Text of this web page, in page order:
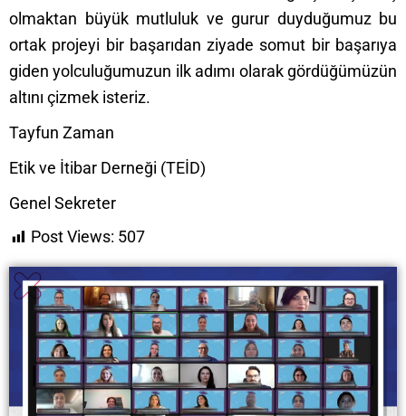
olmaktan büyük mutluluk ve gurur duyduğumuz bu
ortak projeyi bir başarıdan ziyade somut bir başarıya
giden yolculuğumuzun ilk adımı olarak gördüğümüzün
altını çizmek isteriz.
Tayfun Zaman
Etik ve İtibar Derneği (TEİD)
Genel Sekreter
Post Views: 507